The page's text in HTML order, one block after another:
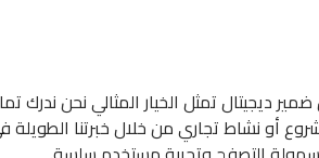
ديجيتال تمثل الخيار المثالي نحن ندرك
أو نشاط تجاري من خلال خبرتنا